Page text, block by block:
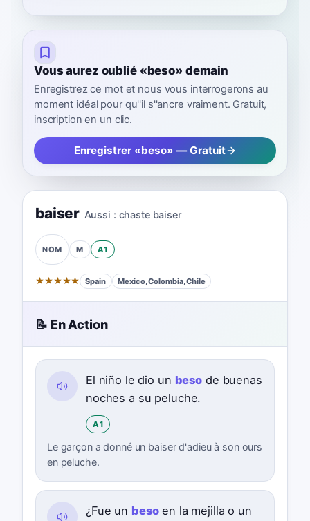
Vous aurez oublié «beso» demain
Enregistrez ce mot et nous vous interrogerons au
moment idéal pour qu''il s''ancre vraiment. Gratuit,
inscription en un clic.
Enregistrer «beso» — Gratuit
baiser Aussi : chaste baiser
NOM M A1
★★★★★ Spain Mexico, Colombia, Chile
📝 En Action
El niño le dio un beso de buenas
noches a su peluche.
A1
Le garçon a donné un baiser d'adieu à son ours
en peluche.
¿Fue un besoen la mejilla o un